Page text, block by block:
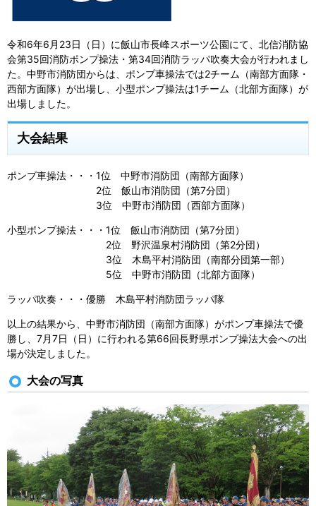
令和6年6月23日（日）に飯山市長峰スポーツ公園にて、北信消防協
会第35回消防ポンプ操法・第34回消防ラッパ吹奏大会が行われまし
た。中野市消防団からは、ポンプ車操法では2チーム（南部方面隊・
西部方面隊）が出場し、小型ポンプ操法は1チーム（北部方面隊）が
出場しました。
大会結果
ポンプ車操法・・・1位 中野市消防団（南部方面隊）
2位 飯山市消防団（第7分団）
3位 中野市消防団（西部方面隊）
小型ポンプ操法・・・1位 飯山市消防団（第7分団）
2位 野沢温泉村消防団（第2分団）
3位 木島平村消防団（南部分団第一部）
5位 中野市消防団（北部方面隊）
ラッパ吹奏・・・優勝 木島平村消防団ラッパ隊
以上の結果から、中野市消防団（南部方面隊）がポンプ車操法で優
勝し、7月7日（日）に行われる第66回長野県ポンプ操法大会への出
場が決定しました。
大会の写真